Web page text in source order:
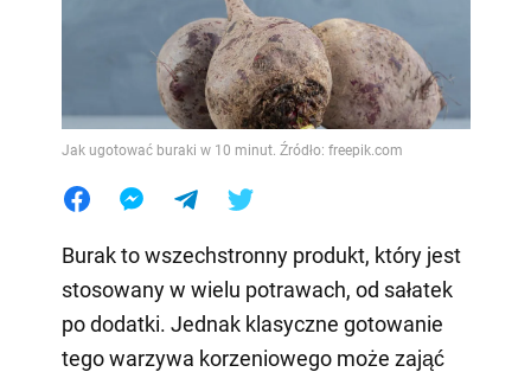
Jak ugotować buraki w 10 minut. Źródło: freepik.com
Burak to wszechstronny produkt, który jest
stosowany w wielu potrawach, od sałatek
po dodatki. Jednak klasyczne gotowanie
tego warzywa korzeniowego może zająć